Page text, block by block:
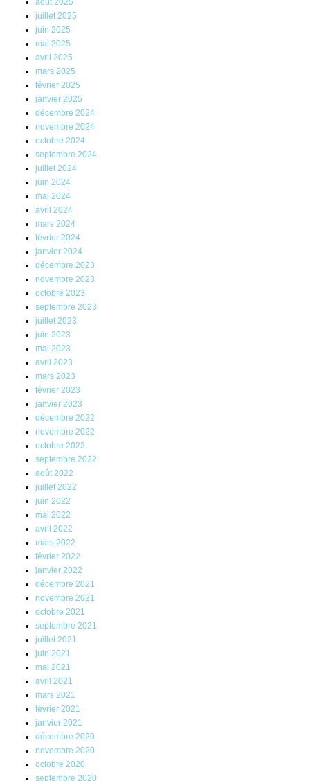
août 2025
juillet 2025
juin 2025
mai 2025
avril 2025
mars 2025
février 2025
janvier 2025
décembre 2024
novembre 2024
octobre 2024
septembre 2024
juillet 2024
juin 2024
mai 2024
avril 2024
mars 2024
février 2024
janvier 2024
décembre 2023
novembre 2023
octobre 2023
septembre 2023
juillet 2023
juin 2023
mai 2023
avril 2023
mars 2023
février 2023
janvier 2023
décembre 2022
novembre 2022
octobre 2022
septembre 2022
août 2022
juillet 2022
juin 2022
mai 2022
avril 2022
mars 2022
février 2022
janvier 2022
décembre 2021
novembre 2021
octobre 2021
septembre 2021
juillet 2021
juin 2021
mai 2021
avril 2021
mars 2021
février 2021
janvier 2021
décembre 2020
novembre 2020
octobre 2020
septembre 2020